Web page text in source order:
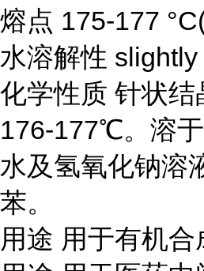
熔点 175-177
水溶解性
化学性质 针状结
176-177℃。溶
水及氢氧化钠溶
苯。
用途 用于有机合